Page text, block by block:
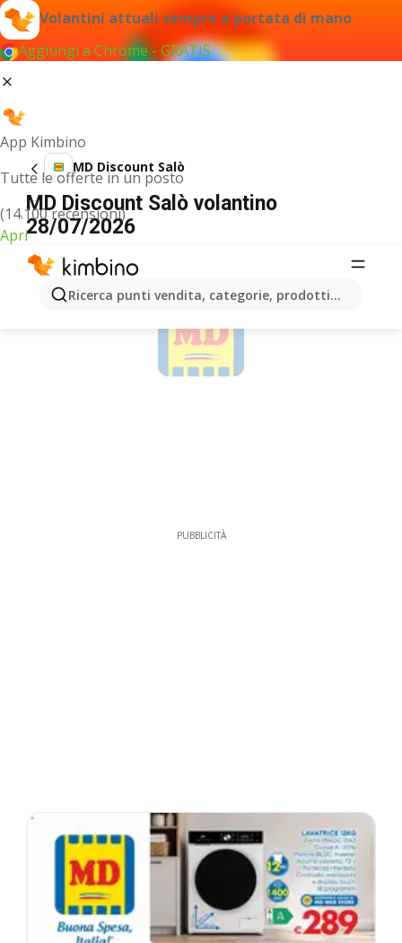
Volantini attuali sempre a portata di mano
Aggiungi a Chrome - GRATIS
App Kimbino
Tutte le offerte in un posto
(14.100 recensioni)
Apri
Ricerca punti vendita, categorie, prodotti...
MD Discount Salò
MD Discount Salò volantino
28/07/2026
PUBBLICITÀ